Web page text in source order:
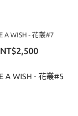
MAKE A WISH - 花叢#7
NT$2,500